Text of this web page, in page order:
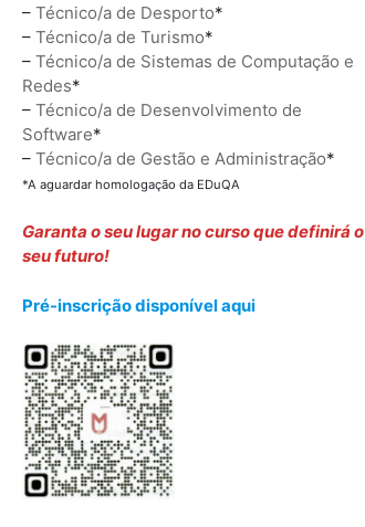
– Técnico/a de Desporto*
– Técnico/a de Turismo*
– Técnico/a de Sistemas de Computação e
Redes*
– Técnico/a de Desenvolvimento de
Software*
– Técnico/a de Gestão e Administração*
*A aguardar homologação da EDuQA
Garanta o seu lugar no curso que definirá o
seu futuro!
Pré-inscrição disponível aqui